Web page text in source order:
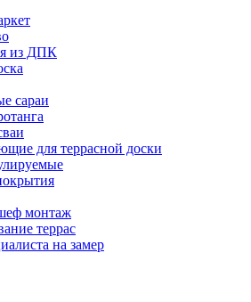
из ДПК
сараи
для террасной доски
монтаж
террас
на замер